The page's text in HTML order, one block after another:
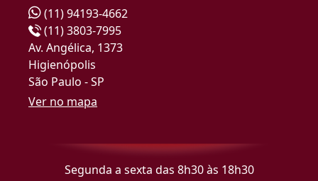
(11) 94193-4662
(11) 3803-7995
Av. Angélica, 1373
Higienópolis
São Paulo - SP
Ver no mapa
Segunda a sexta das 8h30 às 18h30